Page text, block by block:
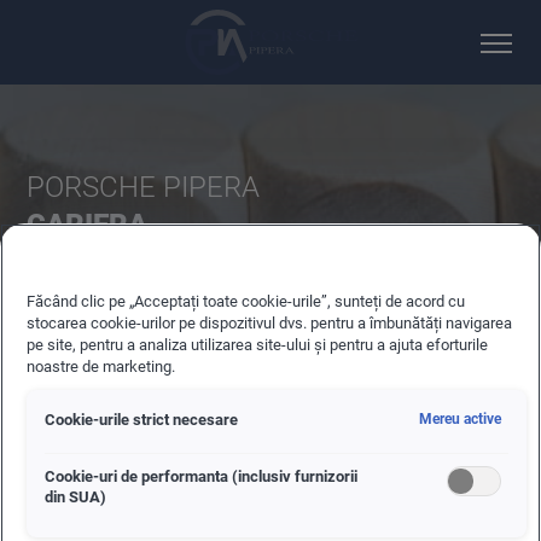
PORSCHE PIPERA
CARIERA
cautare de persoane motivate care sa se alature echipei
noastre. Urmareste pozitiile deschise si alege provocarea
potrivita pentru tine!
POZITII DESCHISE
Făcând clic pe „Acceptați toate cookie-urile”, sunteți de acord cu
stocarea cookie-urilor pe dispozitivul dvs. pentru a îmbunătăți navigarea
pe site, pentru a analiza utilizarea site-ului și pentru a ajuta eforturile
noastre de marketing.
Cookie-urile strict necesare Mereu active
Cookie-uri de performanta (inclusiv furnizorii
din SUA)